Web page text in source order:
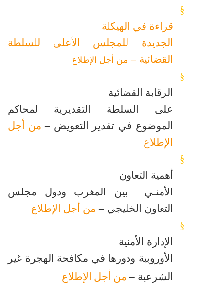
§
قراءة في الهيكلة
الجديدة للمجلس الأعلى للسلطة
القضائية – من أجل الإطلاع
§
الرقابة القضائية
على السلطة التقديرية لمحاكم
الموضوع في تقدير التعويض – من أجل
الإطلاع
§
أهمية التعاون
الأمنـي بين المغرب ودول مجلس
التعاون الخليجي – من أجل الإطلاع
§
الإدارة الأمنية
الأوروبية ودورها في مكافحة الهجرة غير
الشرعية – من أجل الإطلاع